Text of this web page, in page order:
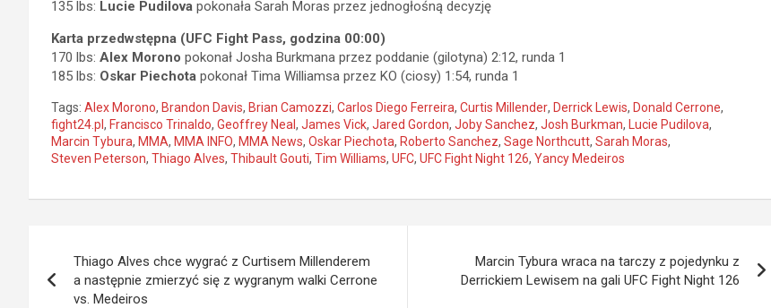
135 lbs: Lucie Pudilova pokonała Sarah Moras przez jednogłośną decyzję
Karta przedwstępna (UFC Fight Pass, godzina 00:00)
170 lbs: Alex Morono pokonał Josha Burkmana przez poddanie (gilotyna) 2:12, runda 1
185 lbs: Oskar Piechota pokonał Tima Williamsa przez KO (ciosy) 1:54, runda 1
Tags: Alex Morono, Brandon Davis, Brian Camozzi, Carlos Diego Ferreira, Curtis Millender, Derrick Lewis, Donald Cerrone,
fight24.pl , Francisco Trinaldo, Geoffrey Neal , James Vick, Jared Gordon, Joby Sanchez, Josh Burkman, Lucie Pudilova,
Marcin Tybura, MMA, MMA INFO, MMA News, Oskar Piechota, Roberto Sanchez, Sage Northcutt, Sarah Moras,
Steven Peterson, Thiago Alves, Thibault Gouti, Tim Williams, UFC, UFC Fight Night 126, Yancy Medeiros
wpisu
Thiago Alves chce wygrać z Curtisem Millenderem
a następnie zmierzyć się z wygranym walki Cerrone
vs. Medeiros
Marcin Tybura wraca na tarczy z pojedynku z
Derrickiem Lewisem na gali UFC Fight Night 126